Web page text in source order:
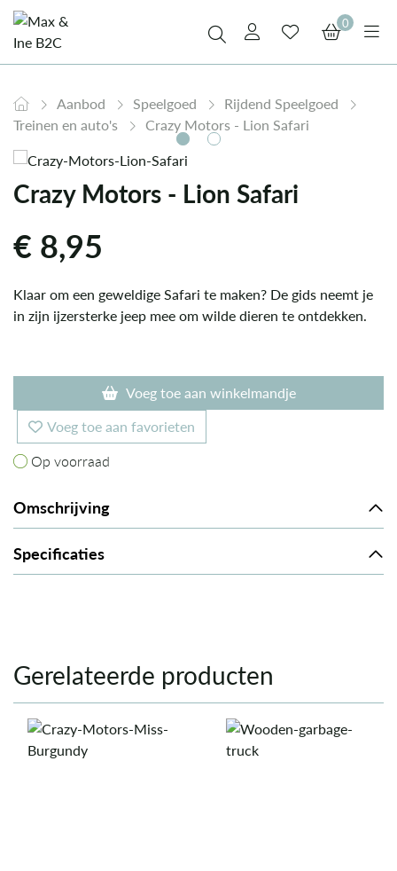
0
Aanbod Speelgoed
Rijdend Speelgoed
Treinen en auto's
Crazy Motors - Lion Safari
Crazy Motors - Lion Safari
€8,95
Klaar om een geweldige Safari te maken? De gids neemt je
in zijn ijzersterke jeep mee om wilde dieren te ontdekken.
Voeg toe aan winkelmandje
Voeg toe aan favorieten
Op voorraad
Op voorraad
Omschrijving
Specificaties
Gerelateerde producten